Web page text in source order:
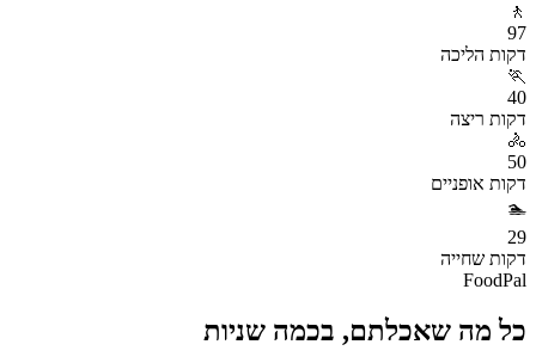
🚶
97
דקות הליכה
🏃
40
דקות ריצה
🚴
50
דקות אופניים
🏊
29
דקות שחייה
FoodPal
כל מה שאכלתם, בכמה שניות